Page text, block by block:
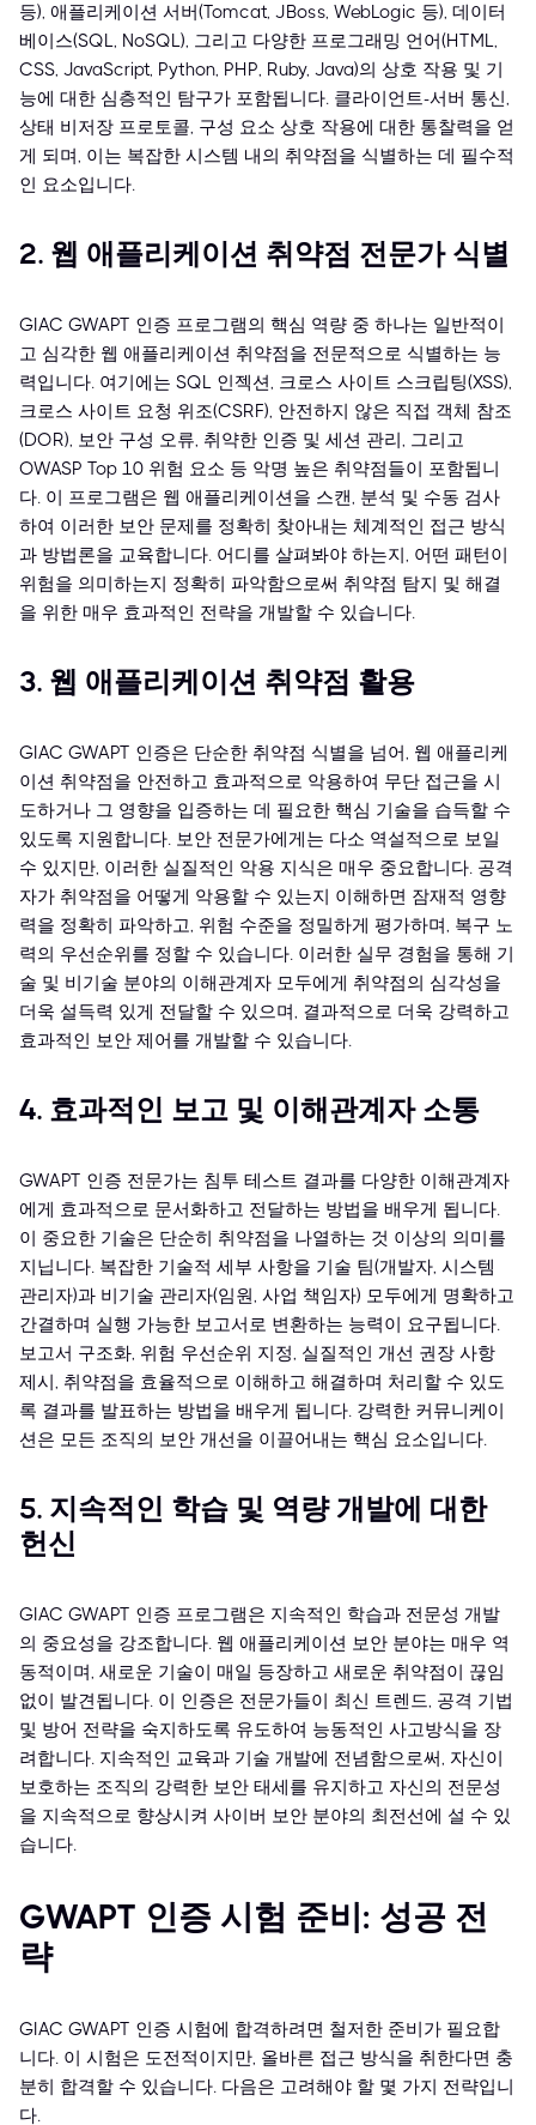
등), 애플리케이션 서버(Tomcat, JBoss, WebLogic 등), 데이터
베이스(SQL, NoSQL), 그리고 다양한 프로그래밍 언어(HTML,
CSS, JavaScript, Python, PHP, Ruby, Java)의 상호 작용 및 기
능에 대한 심층적인 탐구가 포함됩니다. 클라이언트-서버 통신,
상태 비저장 프로토콜, 구성 요소 상호 작용에 대한 통찰력을 얻
게 되며, 이는 복잡한 시스템 내의 취약점을 식별하는 데 필수적
인 요소입니다.
2. 웹 애플리케이션 취약점 전문가 식별
GIAC GWAPT 인증 프로그램의 핵심 역량 중 하나는 일반적이
고 심각한 웹 애플리케이션 취약점을 전문적으로 식별하는 능
력입니다. 여기에는 SQL 인젝션, 크로스 사이트 스크립팅(XSS),
크로스 사이트 요청 위조(CSRF), 안전하지 않은 직접 객체 참조
(DOR), 보안 구성 오류, 취약한 인증 및 세션 관리, 그리고
OWASP Top 10 위험 요소 등 악명 높은 취약점들이 포함됩니
다. 이 프로그램은 웹 애플리케이션을 스캔, 분석 및 수동 검사
하여 이러한 보안 문제를 정확히 찾아내는 체계적인 접근 방식
과 방법론을 교육합니다. 어디를 살펴봐야 하는지, 어떤 패턴이
위험을 의미하는지 정확히 파악함으로써 취약점 탐지 및 해결
을 위한 매우 효과적인 전략을 개발할 수 있습니다.
3. 웹 애플리케이션 취약점 활용
GIAC GWAPT 인증은 단순한 취약점 식별을 넘어, 웹 애플리케
이션 취약점을 안전하고 효과적으로 악용하여 무단 접근을 시
도하거나 그 영향을 입증하는 데 필요한 핵심 기술을 습득할 수
있도록 지원합니다. 보안 전문가에게는 다소 역설적으로 보일
수 있지만, 이러한 실질적인 악용 지식은 매우 중요합니다. 공격
자가 취약점을 어떻게 악용할 수 있는지 이해하면 잠재적 영향
력을 정확히 파악하고, 위험 수준을 정밀하게 평가하며, 복구 노
력의 우선순위를 정할 수 있습니다. 이러한 실무 경험을 통해 기
술 및 비기술 분야의 이해관계자 모두에게 취약점의 심각성을
더욱 설득력 있게 전달할 수 있으며, 결과적으로 더욱 강력하고
효과적인 보안 제어를 개발할 수 있습니다.
4. 효과적인 보고 및 이해관계자 소통
GWAPT 인증 전문가는 침투 테스트 결과를 다양한 이해관계자
에게 효과적으로 문서화하고 전달하는 방법을 배우게 됩니다.
이 중요한 기술은 단순히 취약점을 나열하는 것 이상의 의미를
지닙니다. 복잡한 기술적 세부 사항을 기술 팀(개발자, 시스템
관리자)과 비기술 관리자(임원, 사업 책임자) 모두에게 명확하고
간결하며 실행 가능한 보고서로 변환하는 능력이 요구됩니다.
보고서 구조화, 위험 우선순위 지정, 실질적인 개선 권장 사항
제시, 취약점을 효율적으로 이해하고 해결하며 처리할 수 있도
록 결과를 발표하는 방법을 배우게 됩니다. 강력한 커뮤니케이
션은 모든 조직의 보안 개선을 이끌어내는 핵심 요소입니다.
5. 지속적인 학습 및 역량 개발에 대한
헌신
GIAC GWAPT 인증 프로그램은 지속적인 학습과 전문성 개발
의 중요성을 강조합니다. 웹 애플리케이션 보안 분야는 매우 역
동적이며, 새로운 기술이 매일 등장하고 새로운 취약점이 끊임
없이 발견됩니다. 이 인증은 전문가들이 최신 트렌드, 공격 기법
및 방어 전략을 숙지하도록 유도하여 능동적인 사고방식을 장
려합니다. 지속적인 교육과 기술 개발에 전념함으로써, 자신이
보호하는 조직의 강력한 보안 태세를 유지하고 자신의 전문성
을 지속적으로 향상시켜 사이버 보안 분야의 최전선에 설 수 있
습니다.
GWAPT 인증 시험 준비: 성공 전
략
GIAC GWAPT 인증 시험에 합격하려면 철저한 준비가 필요합
니다. 이 시험은 도전적이지만, 올바른 접근 방식을 취한다면 충
분히 합격할 수 있습니다. 다음은 고려해야 할 몇 가지 전략입니
다.